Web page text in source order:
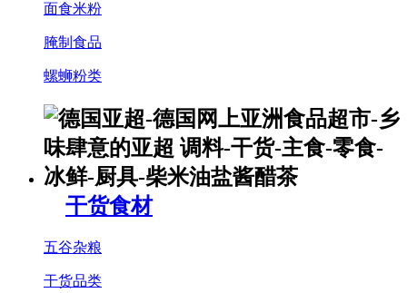
面食米粉
腌制食品
螺蛳粉类
干货食材
五谷杂粮
干货品类